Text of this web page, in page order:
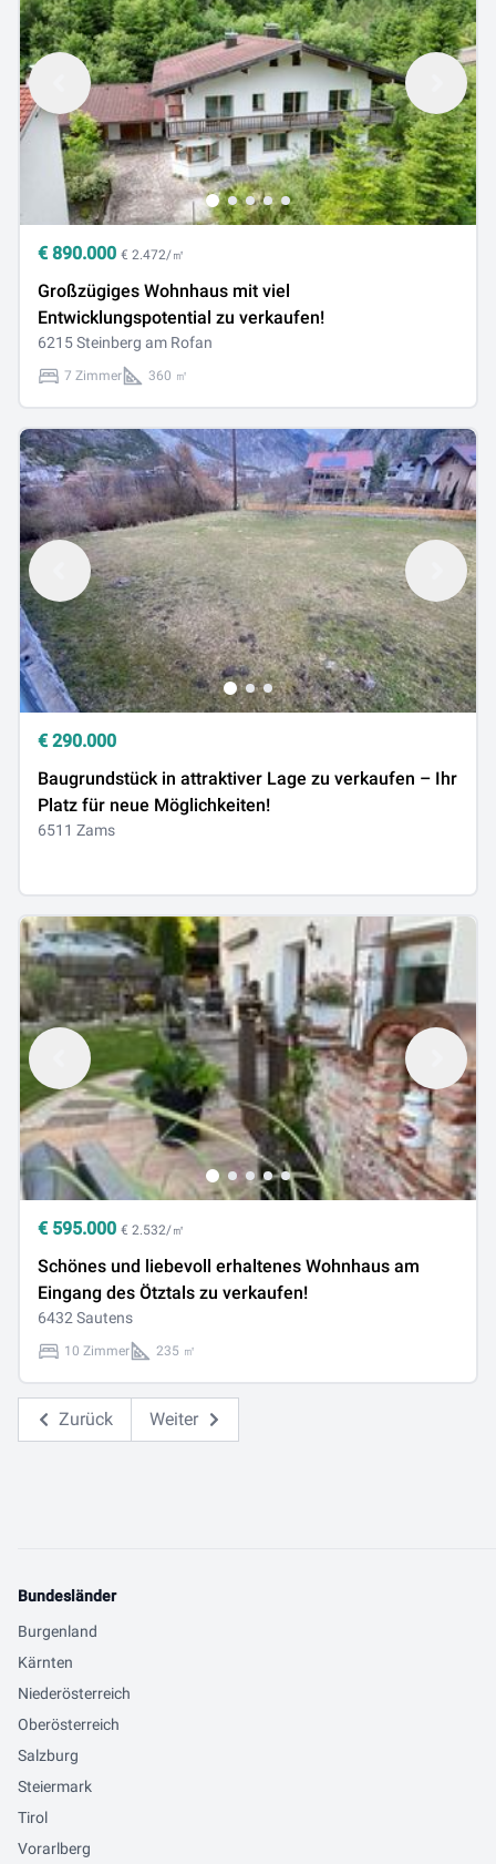
€ 890.000 € 2.472/㎡
Großzügiges Wohnhaus mit viel
Entwicklungspotential zu verkaufen!
6215 Steinberg am Rofan
7 Zimmer 360 ㎡
€ 290.000
Baugrundstück in attraktiver Lage zu verkaufen – Ihr
Platz für neue Möglichkeiten!
6511 Zams
€ 595.000 € 2.532/㎡
Schönes und liebevoll erhaltenes Wohnhaus am
Eingang des Ötztals zu verkaufen!
6432 Sautens
10 Zimmer 235 ㎡
Zurück Weiter
Bundesländer
Burgenland
Kärnten
Niederösterreich
Oberösterreich
Salzburg
Steiermark
Tirol
Vorarlberg